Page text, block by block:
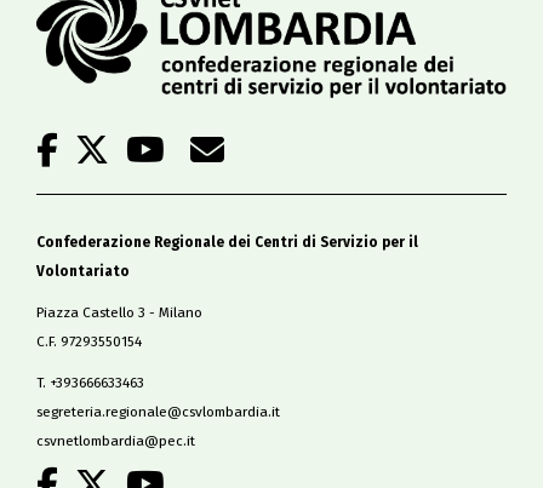
Confederazione Regionale dei Centri di Servizio per il
Volontariato
Piazza Castello 3 - Milano
C.F. 97293550154
T. +393666633463
segreteria.regionale@csvlombardia.it
csvnetlombardia@pec.it